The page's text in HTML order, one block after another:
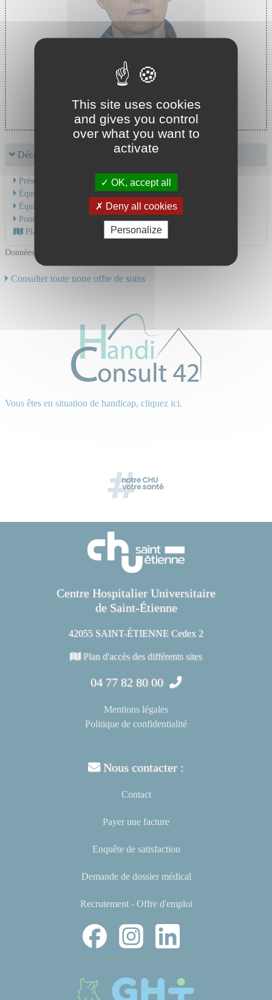
Pr MASSOUBRE Catherine
Découvrir le service
Présentation de l'activité
Équipe Médicale
Équipe Soignante
Pour une hospitalisation
Plan d'accès au CHU
Données mises à jour le 18/06/2024
Consulter toute notre offre de soins
Vous êtes en situation de handicap, cliquez ici.
Centre Hospitalier Universitaire
de Saint-Étienne
42055 SAINT-ÉTIENNE Cedex 2
Plan d'accès des différents sites
04 77 82 80 00
Mentions légales
Politique de confidentialité
Nous contacter :
Contact
Payer une facture
Enquête de satisfaction
Demande de dossier médical
Recrutement - Offre d'emploi
This site uses cookies
and gives you control
over what you want to
activate
OK, accept all
Deny all cookies
Personalize